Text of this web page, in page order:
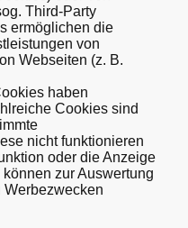
Third-Party
ermöglichen die
von
Webseiten (z. B.
haben
Cookies sind
nicht funktionieren
oder die Anzeige
zur Auswertung
Werbezwecken